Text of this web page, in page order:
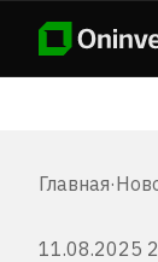
Главная·
11.08.2025